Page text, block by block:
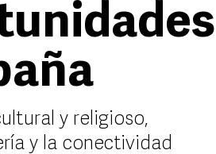
y religioso,
y la conectividad